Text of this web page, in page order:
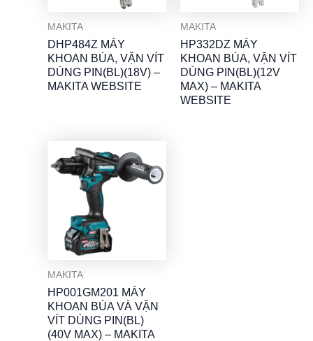
MAKITA
DHP484Z MÁY
KHOAN BÚA, VẶN VÍT
DÙNG PIN(BL)(18V) –
MAKITA WEBSITE
MAKITA
HP332DZ MÁY
KHOAN BÚA, VẶN VÍT
DÙNG PIN(BL)(12V
MAX) – MAKITA
WEBSITE
MAKITA
HP001GM201 MÁY
KHOAN BÚA VÀ VẶN
VÍT DÙNG PIN(BL)
(40V MAX) – MAKITA